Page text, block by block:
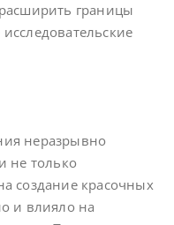
границы
неразрывно
не только
создание красочных
и влияло на